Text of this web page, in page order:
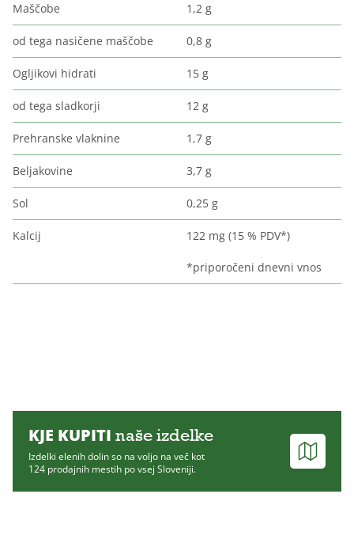
Maščobe 1,2 g
od tega nasičene maščobe 0,8 g
Ogljikovi hidrati 15 g
od tega sladkorji 12 g
Prehranske vlaknine 1,7 g
Beljakovine 3,7 g
Sol 0,25 g
Kalcij 122 mg (15 % PDV*)
*priporočeni dnevni vnos
KJE KUPITI naše izdelke
Izdelki elenih dolin so na voljo na več kot
124 prodajnih mestih po vsej Sloveniji.